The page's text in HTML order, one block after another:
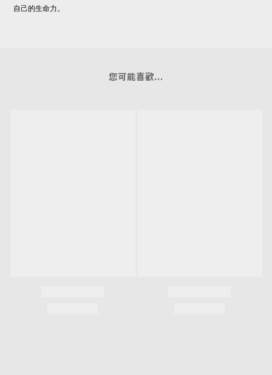
自己的生命力。
您可能喜歡...